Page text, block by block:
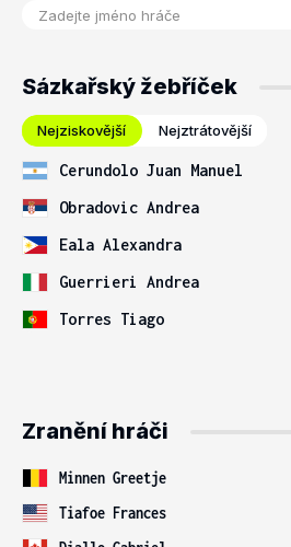
Sázkařský žebříček
Nejziskovější Nejztrátovější
Cerundolo Juan Manuel
Obradovic Andrea
Eala Alexandra
Guerrieri Andrea
Torres Tiago
Zranění hráči
Minnen Greetje
Tiafoe Frances